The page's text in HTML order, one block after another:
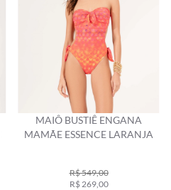
MAIÔ BUSTIÊ ENGANA
MAMÃE ESSENCE LARANJA
R$ 549,00
R$ 269,00